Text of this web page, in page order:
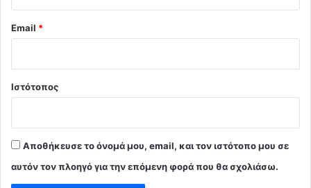
Email *
Ιστότοπος
Αποθήκευσε το όνομά μου, email, και τον ιστότοπο μου σε
αυτόν τον πλοηγό για την επόμενη φορά που θα σχολιάσω.